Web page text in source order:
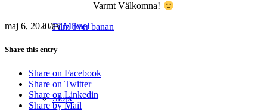
Film över banan
Slope
Varmt Välkomna!
maj 6, 2020/avMikael
Share this entry
Share on Facebook
Share on Twitter
Share on Linkedin
Share by Mail